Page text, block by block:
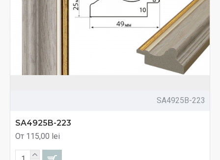
SA4925B-223
SA4925B-223
От 115,00 lei